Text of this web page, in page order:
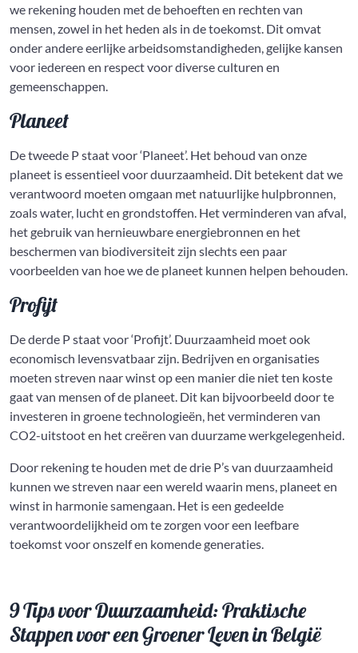
we rekening houden met de behoeften en rechten van
mensen, zowel in het heden als in de toekomst. Dit omvat
onder andere eerlijke arbeidsomstandigheden, gelijke kansen
voor iedereen en respect voor diverse culturen en
gemeenschappen.
Planeet
De tweede P staat voor ‘Planeet’. Het behoud van onze
planeet is essentieel voor duurzaamheid. Dit betekent dat we
verantwoord moeten omgaan met natuurlijke hulpbronnen,
zoals water, lucht en grondstoffen. Het verminderen van afval,
het gebruik van hernieuwbare energiebronnen en het
beschermen van biodiversiteit zijn slechts een paar
voorbeelden van hoe we de planeet kunnen helpen behouden.
Profijt
De derde P staat voor ‘Profijt’. Duurzaamheid moet ook
economisch levensvatbaar zijn. Bedrijven en organisaties
moeten streven naar winst op een manier die niet ten koste
gaat van mensen of de planeet. Dit kan bijvoorbeeld door te
investeren in groene technologieën, het verminderen van
CO2-uitstoot en het creëren van duurzame werkgelegenheid.
Door rekening te houden met de drie P’s van duurzaamheid
kunnen we streven naar een wereld waarin mens, planeet en
winst in harmonie samengaan. Het is een gedeelde
verantwoordelijkheid om te zorgen voor een leefbare
toekomst voor onszelf en komende generaties.
9 Tips voor Duurzaamheid: Praktische
Stappen voor een Groener Leven in België